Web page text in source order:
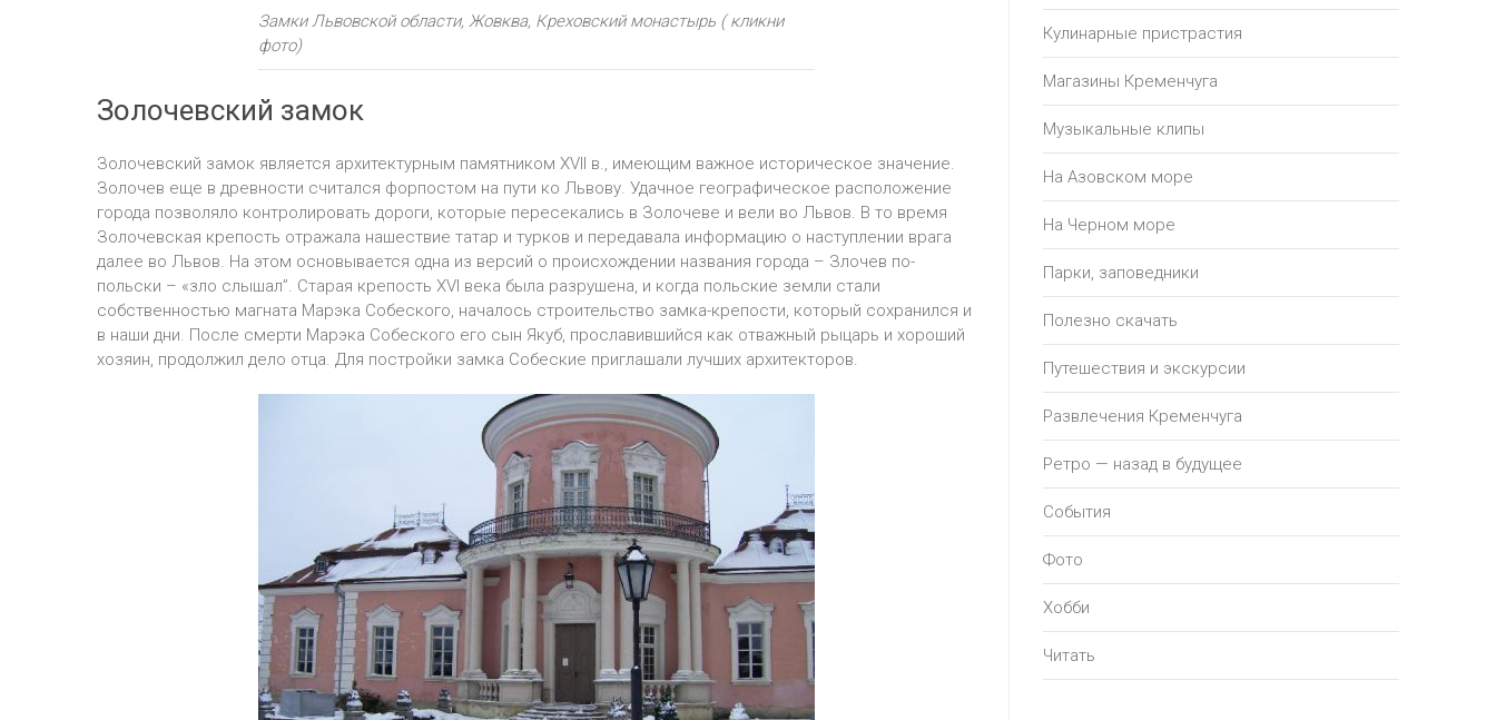
Замки Львовской области, Жовква, Креховский монастырь ( кликни
фото)
Золочевский замок
Золочевский замок является архитектурным памятником ХVІІ в., имеющим важное историческое значение.
Золочев еще в древности считался форпостом на пути ко Львову. Удачное географическое расположение
города позволяло контролировать дороги, которые пересекались в Золочеве и вели во Львов. В то время
Золочевская крепость отражала нашествие татар и турков и передавала информацию о наступлении врага
далее во Львов. На этом основывается одна из версий о происхождении названия города – Злочев по-
польски – «зло слышал”. Старая крепость ХVІ века была разрушена, и когда польские земли стали
собственностью магната Марэка Собеского, началось строительство замка-крепости, который сохранился и
в наши дни. После смерти Марэка Собеского его сын Якуб, прославившийся как отважный рыцарь и хороший
хозяин, продолжил дело отца. Для постройки замка Собеские приглашали лучших архитекторов.
Кулинарные пристрастия
Магазины Кременчуга
Музыкальные клипы
На Азовском море
На Черном море
Парки, заповедники
Полезно скачать
Путешествия и экскурсии
Развлечения Кременчуга
Ретро — назад в будущее
События
Фото
Хобби
Читать